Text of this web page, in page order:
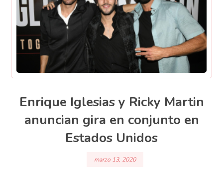
Enrique Iglesias y Ricky Martin
anuncian gira en conjunto en
Estados Unidos
marzo 13, 2020